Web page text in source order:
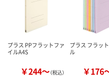
プラス PPフラットファ
イルA4S
￥244～（税込）
プラス フラッ
ル
￥176